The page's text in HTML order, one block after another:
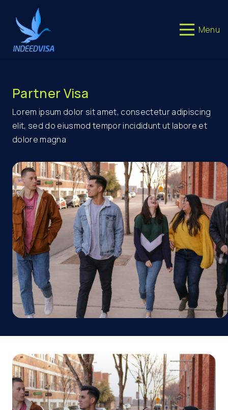
Menu
Partner Visa
Lorem ipsum dolor sit amet, consectetur adipiscing
elit, sed do eiusmod tempor incididunt ut labore et
dolore magna